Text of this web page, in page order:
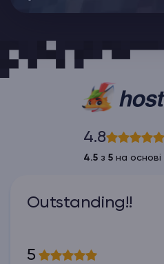
4.8
4.5 з 5 на основі
Outstanding!!
5